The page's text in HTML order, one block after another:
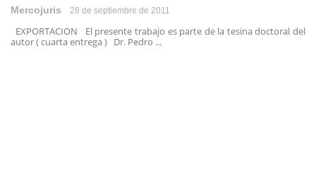
Mercojuris 28 de septiembre de 2011
EXPORTACION El presente trabajo es parte de la tesina doctoral del
autor ( cuarta entrega ) Dr. Pedro ...